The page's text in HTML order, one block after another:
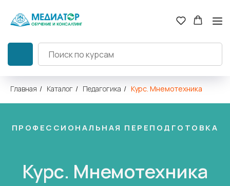
Главная / Каталог / Педагогика / Курс. Мнемотехника
ПРОФЕССИОНАЛЬНАЯ ПЕРЕПОДГОТОВКА
Курс. Мнемотехника